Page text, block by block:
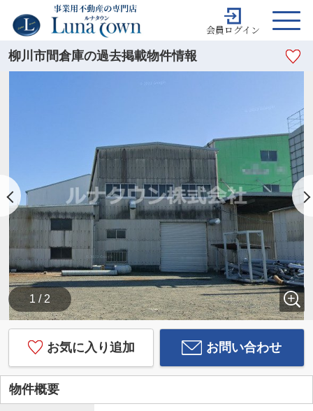
会員ログイン
柳川市間倉庫の過去掲載物件情報
1 / 2
お気に入り追加 お問い合わせ
物件概要